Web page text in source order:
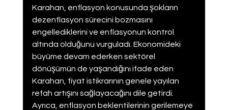
Karahan, enflasyon konusunda şokların
dezenflasyon sürecini bozmasını
engellediklerini ve enflasyonun kontrol
altında olduğunu vurguladı. Ekonomideki
büyüme devam ederken sektörel
dönüşümün de yaşandığını ifade eden
Karahan, fiyat istikrarının genele yayılan
refah artışını sağlayacağını dile getirdi.
Ayrıca, enflasyon beklentilerinin gerilemeye